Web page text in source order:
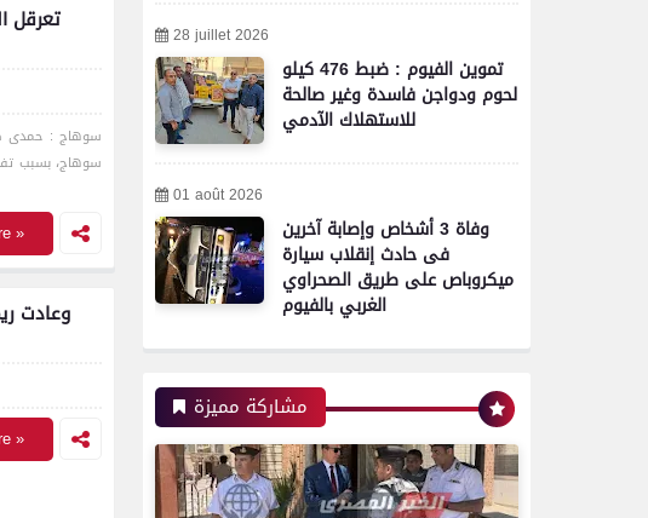
تعرقل
سوهاج : حمدى
سوهاج، بسبب
»
وعادت
»
28 juillet 2026
تموين الفيوم : ضبط 476 كيلو
لحوم ودواجن فاسدة وغير صالحة
للاستهلاك الآدمي
01 août 2026
وفاة 3 أشخاص وإصابة آخرين
فى حادث إنقلاب سيارة
ميكروباص على طريق الصحراوي
الغربي بالفيوم
مشاركة مميزة